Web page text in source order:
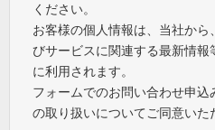
ください。
お客様の個人情報は、当社から
びサービスに関連する最新情報
に利用されます。
フォームでのお問い合わせ申
の取り扱いについてご同意いた